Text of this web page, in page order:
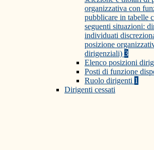
organizzativa con
pubblicare in tabelle
seguenti situazioni:
individuati
posizione
dirigenziali) 3
Elenco posizioni
Posti di funzione
Ruolo dirigenti 1
Dirigenti cessati